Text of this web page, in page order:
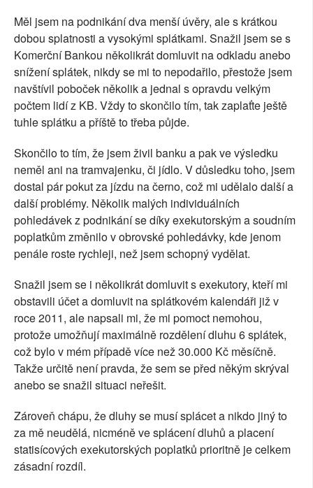
Měl jsem na podnikání dva menší úvěry, ale s krátkou
dobou splatnosti a vysokými splátkami. Snažil jsem se s
Komerční Bankou několikrát domluvit na odkladu anebo
snížení splátek, nikdy se mi to nepodařilo, přestože jsem
navštívil poboček několik a jednal s opravdu velkým
počtem lidí z KB. Vždy to skončilo tím, tak zaplaťte ještě
tuhle splátku a příště to třeba půjde.
Skončilo to tím, že jsem živil banku a pak ve výsledku
neměl ani na tramvajenku, či jídlo. V důsledku toho, jsem
dostal pár pokut za jízdu na černo, což mi udělalo další a
další problémy. Několik malých individuálních
pohledávek z podnikání se díky exekutorským a soudním
poplatkům změnilo v obrovské pohledávky, kde jenom
penále roste rychleji, než jsem schopný vydělat.
Snažil jsem se i několikrát domluvit s exekutory, kteří mi
obstavili účet a domluvit na splátkovém kalendáři již v
roce 2011, ale napsali mi, že mi pomoct nemohou,
protože umožňují maximálně rozdělení dluhu 6 splátek,
což bylo v mém případě více než 30.000 Kč měsíčně.
Takže určitě není pravda, že sem se před někým skrýval
anebo se snažil situaci neřešit.
Zároveň chápu, že dluhy se musí splácet a nikdo jiný to
za mě neudělá, nicméně ve splácení dluhů a placení
statisícových exekutorských poplatků prioritně je celkem
zásadní rozdíl.